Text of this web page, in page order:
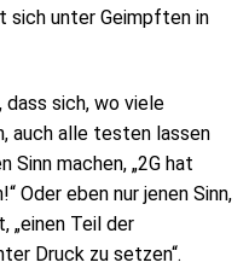
sich unter Geimpften in
sich, wo viele
auch alle testen lassen
Sinn machen, „2G hat
Oder eben nur jenen Sinn,
„einen Teil der
Druck zu setzen“.